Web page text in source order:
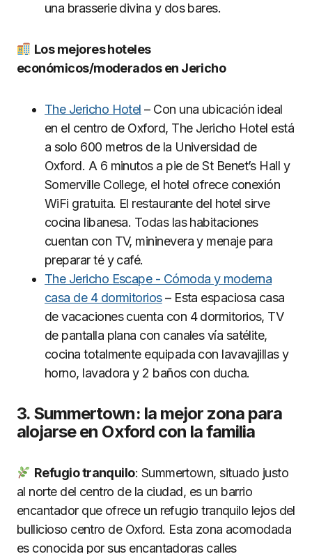
una brasserie divina y dos bares.
Los mejores hoteles
económicos/moderados en Jericho
The Jericho Hotel – Con una ubicación ideal
en el centro de Oxford, The Jericho Hotel está
a solo 600 metros de la Universidad de
Oxford. A 6 minutos a pie de St Benet’s Hall y
Somerville College, el hotel ofrece conexión
WiFi gratuita. El restaurante del hotel sirve
cocina libanesa. Todas las habitaciones
cuentan con TV, mininevera y menaje para
preparar té y café.
The Jericho Escape - Cómoda y moderna
casa de 4 dormitorios– Esta espaciosa casa
de vacaciones cuenta con 4 dormitorios, TV
de pantalla plana con canales vía satélite,
cocina totalmente equipada con lavavajillas y
horno, lavadora y 2 baños con ducha.
3. Summertown: la mejor zona para
alojarse en Oxford con la familia
Refugio tranquilo: Summertown, situado justo
al norte del centro de la ciudad, es un barrio
encantador que ofrece un refugio tranquilo lejos del
bullicioso centro de Oxford. Esta zona acomodada
es conocida por sus encantadoras calles